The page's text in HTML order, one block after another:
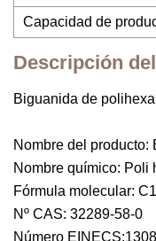
Capacidad de
Descripción
Biguanida de
Nombre del
Nombre químico: Poli
Fórmula molecular:
Nº CAS: 32289-58-0
Número